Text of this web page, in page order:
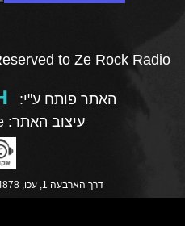
to Ze Rock Radio
האתר פותח ע"י:
עיצוב האתר:
דרך הארבעה 1, עכו, 052-3434878 |